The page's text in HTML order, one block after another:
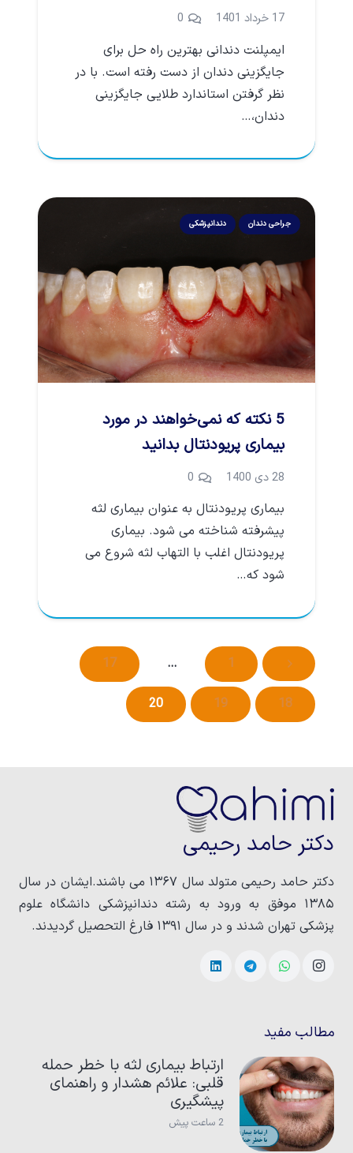
17 خرداد 1401 0
ایمپلنت دندانی بهترین راه حل برای
جایگزینی دندان از دست رفته است. با در
نظر گرفتن استاندارد طلایی جایگزینی
دندان،…
جراحی دندان دندانپزشکی
5 نکته که نمی‌خواهند در مورد
بیماری پریودنتال بدانید
28 دی 1400 0
بیماری پریودنتال به عنوان بیماری لثه
پیشرفته شناخته می شود. بیماری
پریودنتال اغلب با التهاب لثه شروع می
شود که…
1
…
17
18
19
20
دکتر حامد رحیمی
دکتر حامد رحیمی متولد سال ۱۳۶۷ می باشند.ایشان در سال
۱۳۸۵ موفق به ورود به رشته دندانپزشکی دانشگاه علوم
پزشکی تهران شدند و در سال ۱۳۹۱ فارغ التحصیل گردیدند.
مطالب مفید
ارتباط بیماری لثه با خطر حمله
قلبی: علائم هشدار و راهنمای
پیشگیری
2 ساعت پیش